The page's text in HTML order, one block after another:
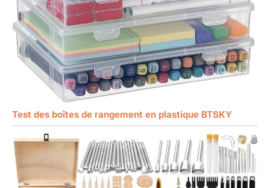
Test des boîtes de rangement en plastique BTSKY